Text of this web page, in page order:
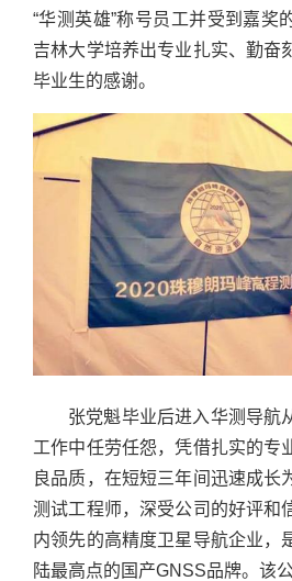
“华测英雄”称号员工并受到嘉奖
吉林大学培养出专业扎实、勤奋
毕业生的感谢。
张党魁毕业后进入华测导航
工作中任劳任怨，凭借扎实的专
良品质，在短短三年间迅速成长
测试工程师，深受公司的好评和
内领先的高精度卫星导航企业，
陆最高点的国产GNSS品牌。该